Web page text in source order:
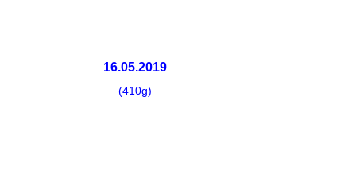
16.05.2019
(410g)